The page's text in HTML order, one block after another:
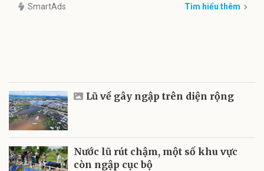
SmartAds Tìm hiểu thêm
Lũ về gây ngập trên diện rộng
Nước lũ rút chậm, một số khu vực
còn ngập cục bộ